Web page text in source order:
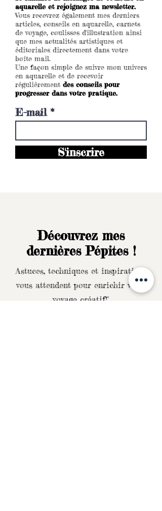
aquarelle et rejoignez ma newsletter.
Vous recevrez également mes derniers
articles, conseils en aquarelle, carnets
de voyage, coulisses d'illustration ainsi
que mes actualités artistiques et
éditoriales directement dans votre
boîte mail.
Une façon simple de suivre mon univers
en aquarelle et de recevoir
régulièrement des conseils pour
progresser dans votre pratique.
E-mail
S'inscrire
Découvrez mes
dernières Pépites !
Astuces, techniques et inspirations
vous attendent pour enrichir votre
voyage créatif!"